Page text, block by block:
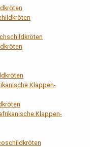
Klappen-
Klappen-